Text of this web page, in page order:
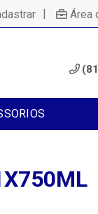
| Área